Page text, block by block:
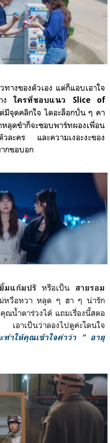
างของตัวเอง แต่ก็แอบเอาใจ
างใครที่ชอบแนว Slice of
ต่มีจุดคลิกใจไดอะล็อกปั่น ๆ คา
หลุดขำก็จะชอบพาร์ทผองเพื่อน
ะคร และความเงอะงะของ
กขอบอก
ยิ้มแก้มปริหรือเป็น สายรอม
หวือหวา หลุด ๆ ฮา ๆ น่ารัก
น้ำตาร่วงได้ แถมเรื่องนี้สตอ
อาเป็นว่าลองไปดูค่ะโดนใจ
ทำให้คุณเข้าใจคำว่า " อายุ